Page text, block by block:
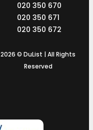
020 350 670
020 350 671
020 350 672
2026 © DuList | All Rights
Reserved